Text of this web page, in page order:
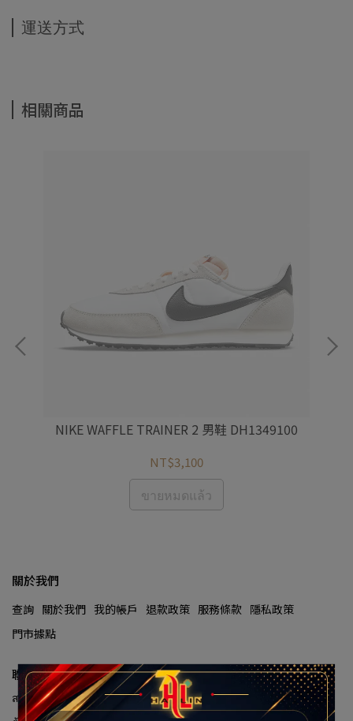
運送方式
相關商品
NIKE WAFFLE TRAINER 2 男鞋 DH1349100
NT$3,100
ขายหมดแล้ว
關於我們
查詢 關於我們 我的帳戶 退款政策 服務條款 隱私政策
門市據點
聯絡資訊
สายด่วนบริการลูกค้า:(02)2929-8334